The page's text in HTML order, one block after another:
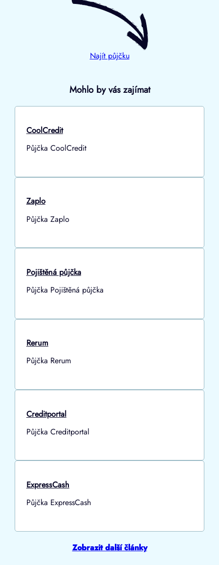
Najít půjčku
Mohlo by vás zajímat
CoolCredit
Půjčka CoolCredit
Zaplo
Půjčka Zaplo
Pojištěná půjčka
Půjčka Pojištěná půjčka
Rerum
Půjčka Rerum
Creditportal
Půjčka Creditportal
ExpressCash
Půjčka ExpressCash
Zobrazit další články